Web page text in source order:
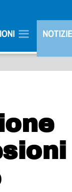
NOTIZIE